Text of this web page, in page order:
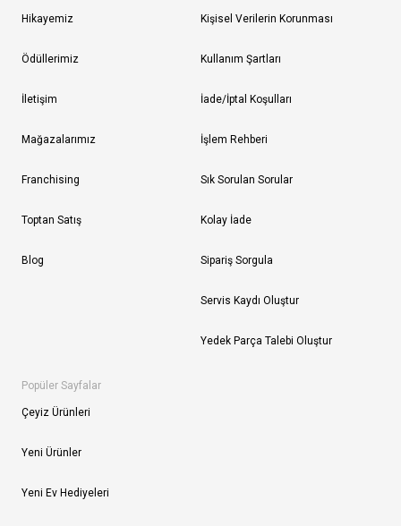
Hikayemiz
Ödüllerimiz
İletişim
Mağazalarımız
Franchising
Toptan Satış
Blog
Kişisel Verilerin Korunması
Kullanım Şartları
İade/İptal Koşulları
İşlem Rehberi
Sık Sorulan Sorular
Kolay İade
Sipariş Sorgula
Servis Kaydı Oluştur
Yedek Parça Talebi Oluştur
Popüler Sayfalar
Çeyiz Ürünleri
Yeni Ürünler
Yeni Ev Hediyeleri